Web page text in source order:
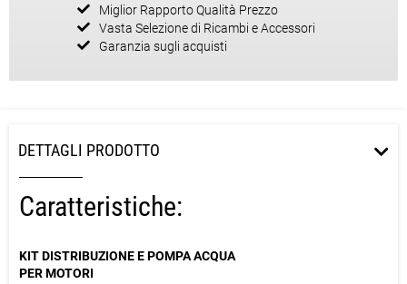
Miglior Rapporto Qualità Prezzo
Vasta Selezione di Ricambi e Accessori
Garanzia sugli acquisti
DETTAGLI PRODOTTO
Caratteristiche:
KIT DISTRIBUZIONE E POMPA ACQUA
PER MOTORI